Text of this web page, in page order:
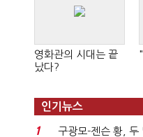
영화관의 시대는 끝
났다?
인기뉴스
1
구광모-젠슨 황,